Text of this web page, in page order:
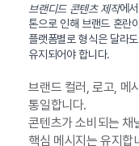
브랜디드 콘텐츠 제작에
톤으로 인해 브랜드 혼란
플랫폼별로 형식은 달라
유지되어야 합니다.
브랜드 컬러, 로고, 메
통일합니다.
콘텐츠가 소비되는 채
핵심 메시지는 유지합